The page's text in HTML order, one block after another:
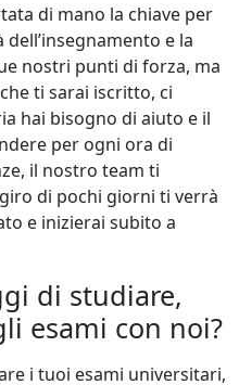
di mano la chiave per
e la
nostri punti di forza, ma
ti sarai iscritto, ci
hai bisogno di aiuto e il
per ogni ora di
il nostro team ti
di pochi giorni ti verrà
e inizierai subito a
di studiare,
esami con noi?
i tuoi esami universitari,